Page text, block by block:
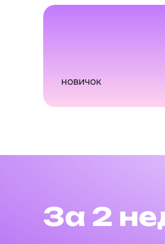
новичок
За 2